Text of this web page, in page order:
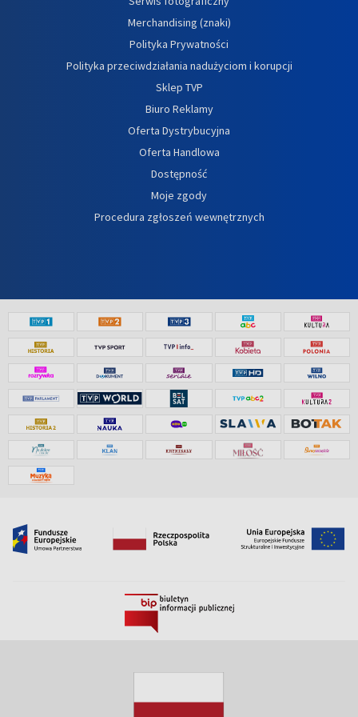
Merchandising (znaki)
Polityka Prywatności
Polityka przeciwdziałania nadużyciom i korupcji
Sklep TVP
Biuro Reklamy
Oferta Dystrybucyjna
Oferta Handlowa
Dostępność
Moje zgody
Procedura zgłoszeń wewnętrznych